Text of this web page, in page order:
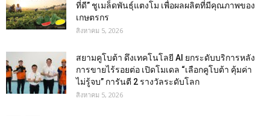
ที่ดี” ชูเมล็ดพันธุ์แตงโม เพื่อผลผลิตที่มีคุณภาพของ
เกษตรกร
สิงหาคม 5, 2026
สยามคูโบต้า ดึงเทคโนโลยี AI ยกระดับบริการหลัง
การขายไร้รอยต่อ เปิดโมเดล “เลือกคูโบต้า คุ้มค่า
ไม่รู้จบ” การันตี 2 รางวัลระดับโลก
สิงหาคม 5, 2026